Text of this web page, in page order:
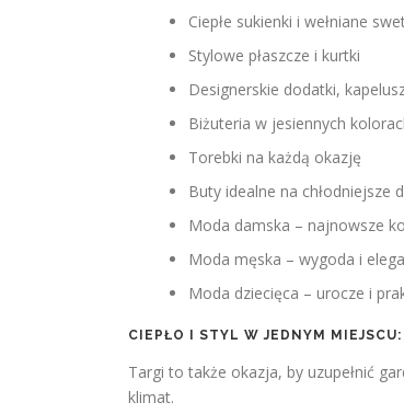
Ciepłe sukienki i wełniane
Stylowe płaszcze i kurtki
Designerskie dodatki,
Biżuteria w jesiennych
Torebki na każdą okazję
Buty idealne na chłodniejsze
Moda damska – najnowsze
Moda męska – wygoda i
Moda dziecięca – urocze i
CIEPŁO I STYL W JEDNYM MIEJSCU:
Targi to także okazja, by uzupełnić
klimat.